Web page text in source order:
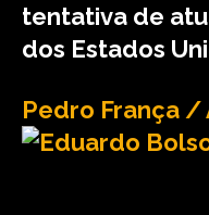
tentativa de
dos Estados
Pedro França /